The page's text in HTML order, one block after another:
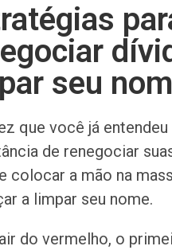
seu
que você já entendeu
de renegociar
colocar a mão na
a limpar seu nome.
do vermelho, o